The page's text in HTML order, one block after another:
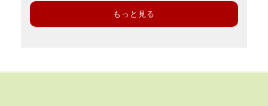
もっと見る